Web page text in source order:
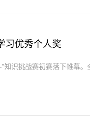
习优秀个人奖
识挑战赛初赛落下帷幕